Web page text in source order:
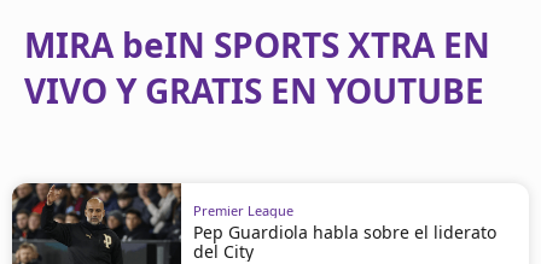
MIRA beIN SPORTS XTRA EN
VIVO Y GRATIS EN YOUTUBE
Premier League
Pep Guardiola habla sobre el liderato
del City